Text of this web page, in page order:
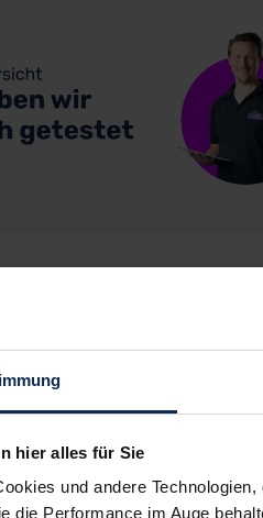
hier alles für Sie
und andere
die Performance im Auge